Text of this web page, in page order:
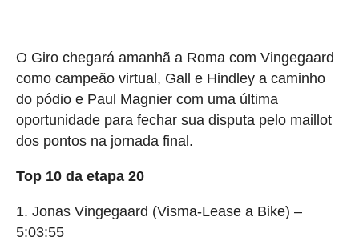
O Giro chegará amanhã a Roma com Vingegaard
como campeão virtual, Gall e Hindley a caminho
do pódio e Paul Magnier com uma última
oportunidade para fechar sua disputa pelo maillot
dos pontos na jornada final.
Top 10 da etapa 20
1. Jonas Vingegaard (Visma-Lease a Bike) –
5:03:55